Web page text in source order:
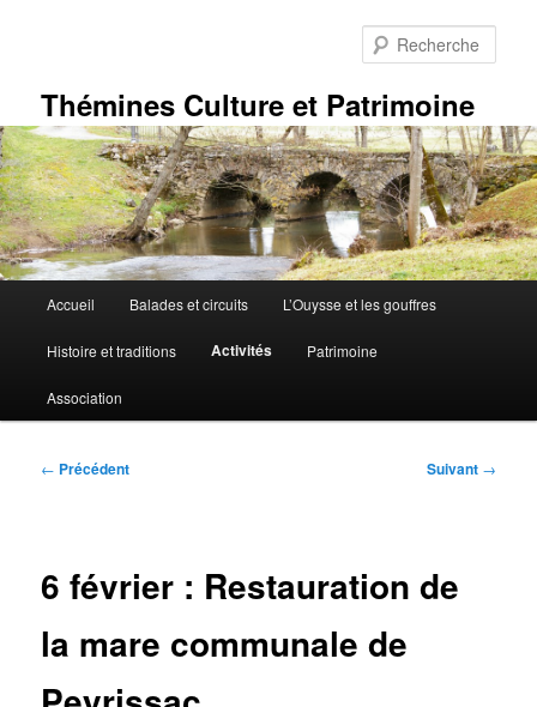
Thémines Culture et Patrimoine
principal
Accueil Balades et circuits L’Ouysse et les gouffres
Histoire et traditions Activités Patrimoine
Association
Navigation
← Précédent Suivant →
6 février : Restauration de
la mare communale de